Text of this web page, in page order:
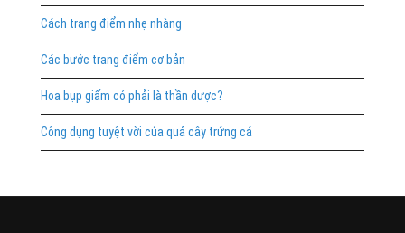
Cách trang điểm nhẹ nhàng
Các bước trang điểm cơ bản
Hoa bụp giấm có phải là thần dược?
Công dụng tuyệt vời của quả cây trứng cá